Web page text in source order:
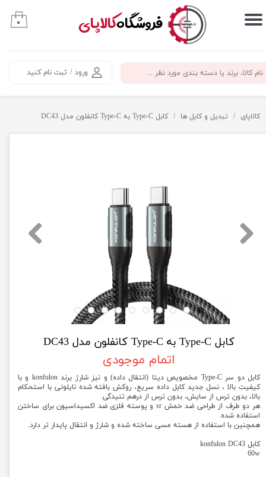
​فروشگاهکالاپای
ورود / ثبت نام کنید
حساب کاربری من
سفارشات
۰
کالاپای تبدیل و کابل ها کابل Type-C به Type-C کانفلون مدل DC43
کابل Type-C به Type-C کانفلون مدل DC43
اتمام موجودی
کابل دو سر Type-C مخصویص دیتا (انتقال داده) و نیز شارژ برند konfulon و با
کیفیت بالا ، نسل جدید کابل داده سریع، روکش بافته شده نایلونی با استحکام
بالا، بدون ترس از سایش، بدون ترس از درهم تنیدگی.
هر دو طرف از طراحی ضد خمش sr و پوسته فلزی ضد اکسیداسیون برای ساختن
استفاده شده.
همچنین با استفاده از هسته مسی ساخته شده و شارژ و انتقال پایدار تر دارد.
کابل konfulon DC43
60w